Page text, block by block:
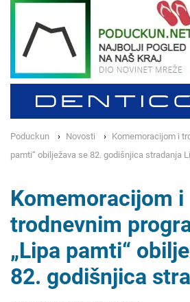
Poduckun Novosti
Komemoracijom i
pamti“ obilježava se 82. godišnjica stradanja
Komemoracijom i
trodnevnim
„Lipa pamti“
82. godišnjica